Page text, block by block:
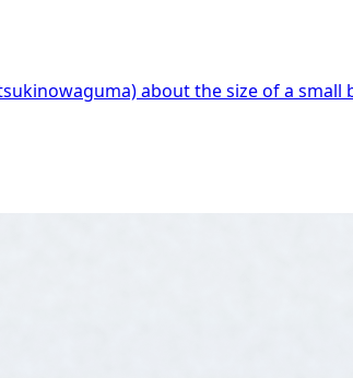
about the size of a